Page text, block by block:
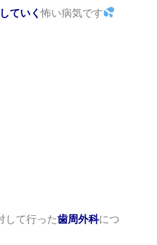
ていく怖い病気です
して行った歯周外科につ